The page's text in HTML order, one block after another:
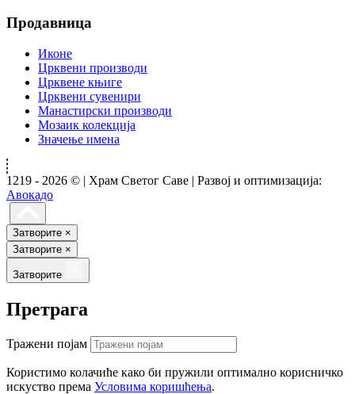
Продавница
Иконе
Црквени производи
Црквене књиге
Црквени сувенири
Манастирски производи
Мозаик колекција
Значење имена
1219 - 2026 © | Храм Светог Саве | Развој и оптимизација:
Авокадо
Затворите ×
Затворите ×
Затворите
Претрага
Тражени појам
Користимо колачиће како би пружили оптимално корисничко
искуство према Условима коришћења.